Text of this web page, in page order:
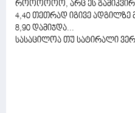
როოოოოო, არც ეს
4,40 თეთრად იგივე ადგილზე
8,90 დამიჯდა...
სასაცილოა თუ სატირალი ვერ